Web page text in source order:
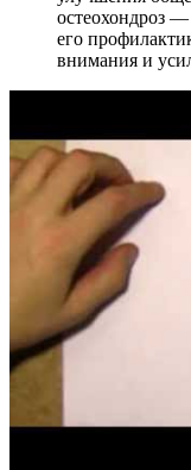
остеохондроз —
его
внимания и